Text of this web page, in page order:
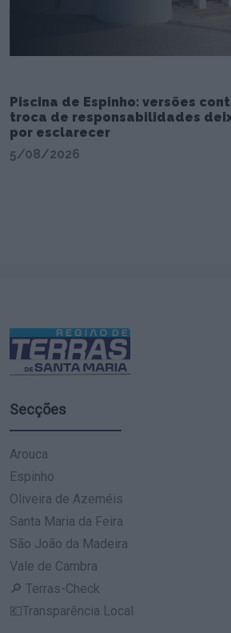
Piscina de Espinho: versões
troca de responsabilidades
por esclarecer
5/08/2026
Secções
Arouca
Espinho
Oliveira de Azeméis
Santa Maria da Feira
São João da Madeira
Vale de Cambra
🔎 Terras-Check
💶Transparência Local